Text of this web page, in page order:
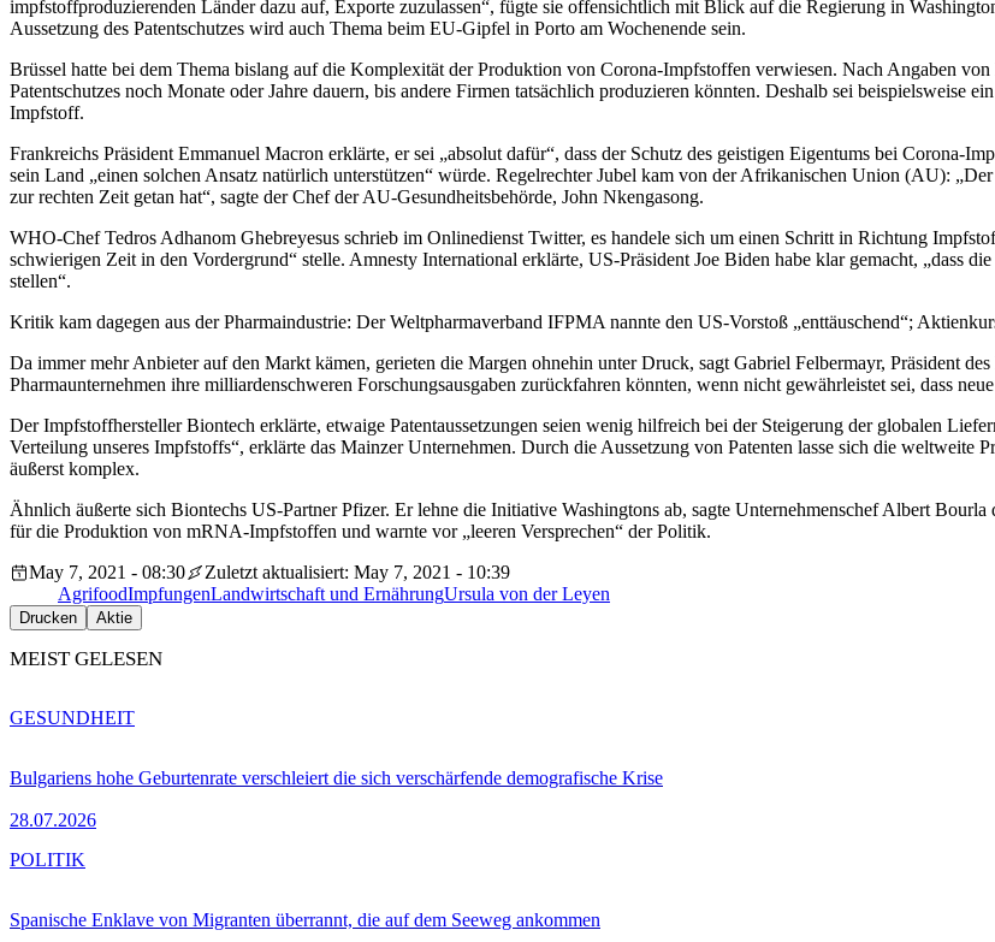
impfstoffproduzierenden Länder dazu auf, Exporte zuzulassen“, fügte sie offensichtlich mit Blick aufdie Regierung in
Aussetzung des Patentschutzes wird auch Thema beim EU-Gipfel in Porto am Wochenende sein.
Brüssel hatte bei dem Thema bislang auf die Komplexität der Produktion von Corona-Impfstoffen verwiesen. Nach Angaben
Patentschutzes noch Monate oder Jahre dauern, bis andere Firmen tatsächlich produzieren könnten. Deshalb sei beispielsweise
Impfstoff.
Frankreichs Präsident Emmanuel Macron erklärte, er sei „absolut dafür“, dass der Schutz des geistigen Eigentums bei Corona-
sein Land „einen solchen Ansatz natürlich unterstützen“ würde. Regelrechter Jubel kam von derAfrikanischen Union (AU):
zur rechten Zeit getan hat“, sagte der Chefder AU-Gesundheitsbehörde, John Nkengasong.
WHO-Chef Tedros Adhanom Ghebreyesus schrieb im Onlinedienst Twitter, es handele sich um einen Schritt in Richtung
schwierigen Zeit in den Vordergrund“ stelle. Amnesty International erklärte, US-Präsident Joe Biden habe klar gemacht, „dass
stellen“.
Kritik kam dagegen aus der Pharmaindustrie: Der Weltpharmaverband IFPMA nannte den US-Vorstoß „enttäuschend“;
Da immer mehr Anbieter auf den Markt kämen, gerieten die Margen ohnehin unter Druck, sagt Gabriel Felbermayr, Präsident
Pharmaunternehmen ihre milliardenschweren Forschungsausgaben zurückfahren könnten, wenn nicht gewährleistet sei, dass
Der Impfstoffhersteller Biontech erklärte, etwaige Patentaussetzungen seien wenig hilfreich bei der Steigerung der globalen
Verteilung unseres Impfstoffs“, erklärte das Mainzer Unternehmen. Durch die Aussetzung von Patenten lasse sich die weltweite
äußerst komplex.
Ähnlich äußerte sich Biontechs US-Partner Pfizer. Er lehne die Initiative Washingtons ab, sagte Unternehmenschef Albert
für die Produktion von mRNA-Impfstoffen und warnte vor „leeren Versprechen“ der Politik.
May 7, 2021 - 08:30
Zuletzt aktualisiert: May 7, 2021 - 10:39
AgrifoodImpfungenLandwirtschaft und ErnährungUrsula von der Leyen
Drucken Aktie
MEIST GELESEN
Bulgariens hohe Geburtenrate verschleiert die sich verschärfende demografische Krise
28.07.2026
GESUNDHEIT
Spanische Enklave von Migranten überrannt, die auf dem Seeweg ankommen
POLITIK